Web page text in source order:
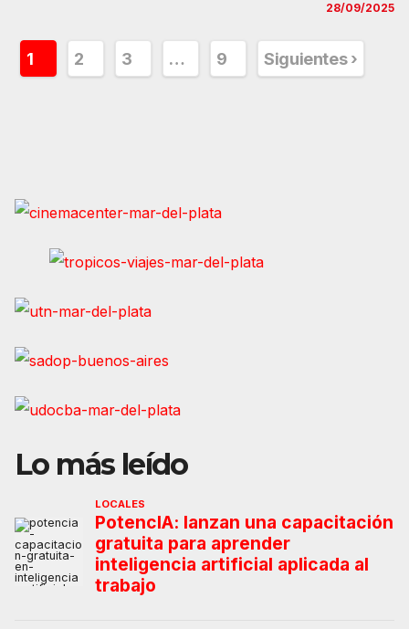
28/09/2025
Paginación
1 2 3 … 9 Siguientes ›
Lo más leído